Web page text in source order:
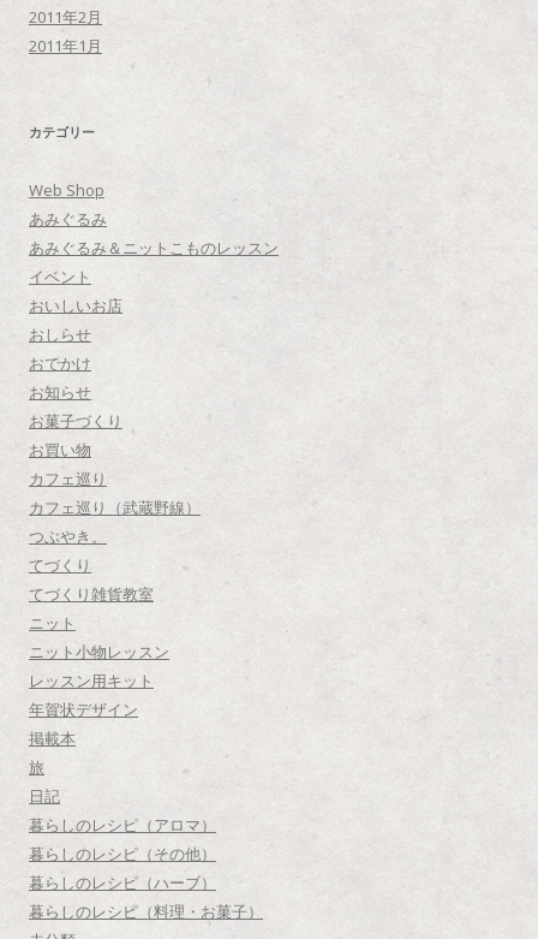
2011年2月
2011年1月
カテゴリー
Web Shop
あみぐるみ
あみぐるみ＆ニットこものレッスン
イベント
おいしいお店
おしらせ
おでかけ
お知らせ
お菓子づくり
お買い物
カフェ巡り
カフェ巡り（武蔵野線）
つぶやき。
てづくり
てづくり雑貨教室
ニット
ニット小物レッスン
レッスン用キット
年賀状デザイン
掲載本
旅
日記
暮らしのレシピ（アロマ）
暮らしのレシピ（その他）
暮らしのレシピ（ハーブ）
暮らしのレシピ（料理・お菓子）